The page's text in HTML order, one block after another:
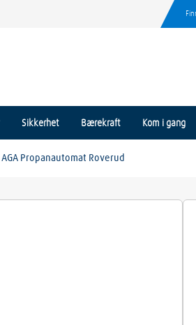
Sikkerhet Bærekraft Kom i gang
AGA Propanautomat Roverud